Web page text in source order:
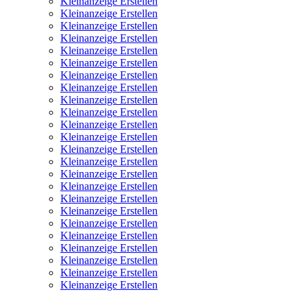
Kleinanzeige Erstellen
Kleinanzeige Erstellen
Kleinanzeige Erstellen
Kleinanzeige Erstellen
Kleinanzeige Erstellen
Kleinanzeige Erstellen
Kleinanzeige Erstellen
Kleinanzeige Erstellen
Kleinanzeige Erstellen
Kleinanzeige Erstellen
Kleinanzeige Erstellen
Kleinanzeige Erstellen
Kleinanzeige Erstellen
Kleinanzeige Erstellen
Kleinanzeige Erstellen
Kleinanzeige Erstellen
Kleinanzeige Erstellen
Kleinanzeige Erstellen
Kleinanzeige Erstellen
Kleinanzeige Erstellen
Kleinanzeige Erstellen
Kleinanzeige Erstellen
Kleinanzeige Erstellen